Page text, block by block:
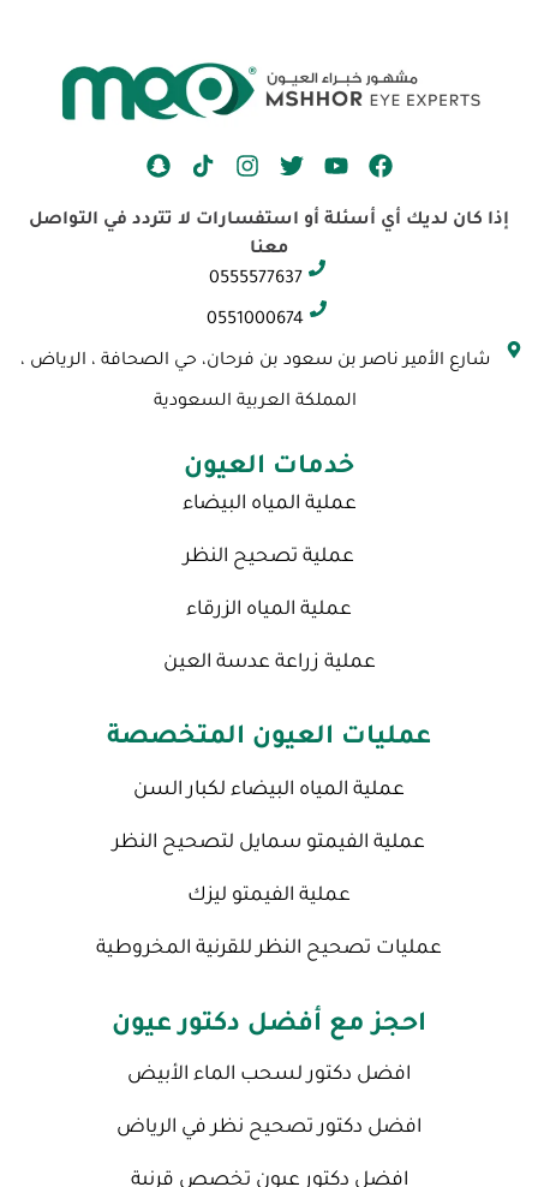
F
c
Y
u
u
b
T
i
t
t
r
I
s
a
r
m
S
a
إذا كان لديك أي أسئلة أو استفسارات لا تتردد في التواصل
معنا
0555577637
0551000674
شارع الأمير ناصر بن سعود بن فرحان، حي الصحافة ، الرياض ،
المملكة العربية السعودية
خدمات العيون
عملية المياه البيضاء
عملية تصحيح النظر
عملية المياه الزرقاء
عملية زراعة عدسة العين
عمليات العيون المتخصصة
عملية المياه البيضاء لكبار السن
عملية الفيمتو سمايل لتصحيح النظر
عملية الفيمتو ليزك
عمليات تصحيح النظر للقرنية المخروطية
احجز مع أفضل دكتور عيون
افضل دكتور لسحب الماء الأبيض
افضل دكتور تصحيح نظر في الرياض
افضل دكتور عيون تخصص قرنية